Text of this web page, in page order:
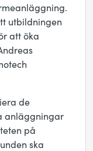
utbildningen
att öka
de
anläggningar
på
ska